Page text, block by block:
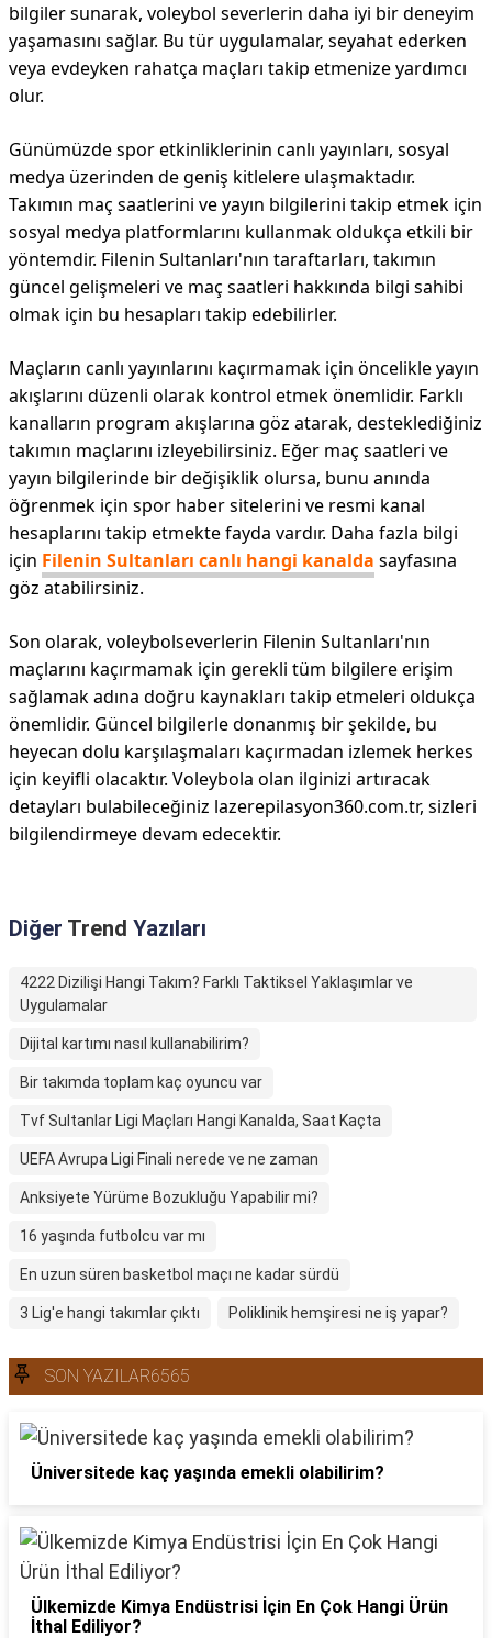
bilgiler sunarak, voleybol severlerin daha iyi bir deneyim
yaşamasını sağlar. Bu tür uygulamalar, seyahat ederken
veya evdeyken rahatça maçları takip etmenize yardımcı
olur.
Günümüzde spor etkinliklerinin canlı yayınları, sosyal
medya üzerinden de geniş kitlelere ulaşmaktadır.
Takımın maç saatlerini ve yayın bilgilerini takip etmek için
sosyal medya platformlarını kullanmak oldukça etkili bir
yöntemdir. Filenin Sultanları'nın taraftarları, takımın
güncel gelişmeleri ve maç saatleri hakkında bilgi sahibi
olmak için bu hesapları takip edebilirler.
Maçların canlı yayınlarını kaçırmamak için öncelikle yayın
akışlarını düzenli olarak kontrol etmek önemlidir. Farklı
kanalların program akışlarına göz atarak, desteklediğiniz
takımın maçlarını izleyebilirsiniz. Eğer maç saatleri ve
yayın bilgilerinde bir değişiklik olursa, bunu anında
öğrenmek için spor haber sitelerini ve resmi kanal
hesaplarını takip etmekte fayda vardır. Daha fazla bilgi
için Filenin Sultanları canlı hangi kanalda sayfasına
göz atabilirsiniz.
Son olarak, voleybolseverlerin Filenin Sultanları'nın
maçlarını kaçırmamak için gerekli tüm bilgilere erişim
sağlamak adına doğru kaynakları takip etmeleri oldukça
önemlidir. Güncel bilgilerle donanmış bir şekilde, bu
heyecan dolu karşılaşmaları kaçırmadan izlemek herkes
için keyifli olacaktır. Voleybola olan ilginizi artıracak
detayları bulabileceğiniz lazerepilasyon360.com.tr, sizleri
bilgilendirmeye devam edecektir.
Diğer Trend Yazıları
4222 Dizilişi Hangi Takım? Farklı Taktiksel Yaklaşımlar ve
Uygulamalar
Dijital kartımı nasıl kullanabilirim?
Bir takımda toplam kaç oyuncu var
Tvf Sultanlar Ligi Maçları Hangi Kanalda, Saat Kaçta
UEFA Avrupa Ligi Finali nerede ve ne zaman
Anksiyete Yürüme Bozukluğu Yapabilir mi?
16 yaşında futbolcu var mı
En uzun süren basketbol maçı ne kadar sürdü
3 Lig'e hangi takımlar çıktı Poliklinik hemşiresi ne iş yapar?
SON YAZILAR6565
Üniversitede kaç yaşında emekli olabilirim?
Ülkemizde Kimya Endüstrisi İçin En Çok Hangi Ürün
İthal Ediliyor?